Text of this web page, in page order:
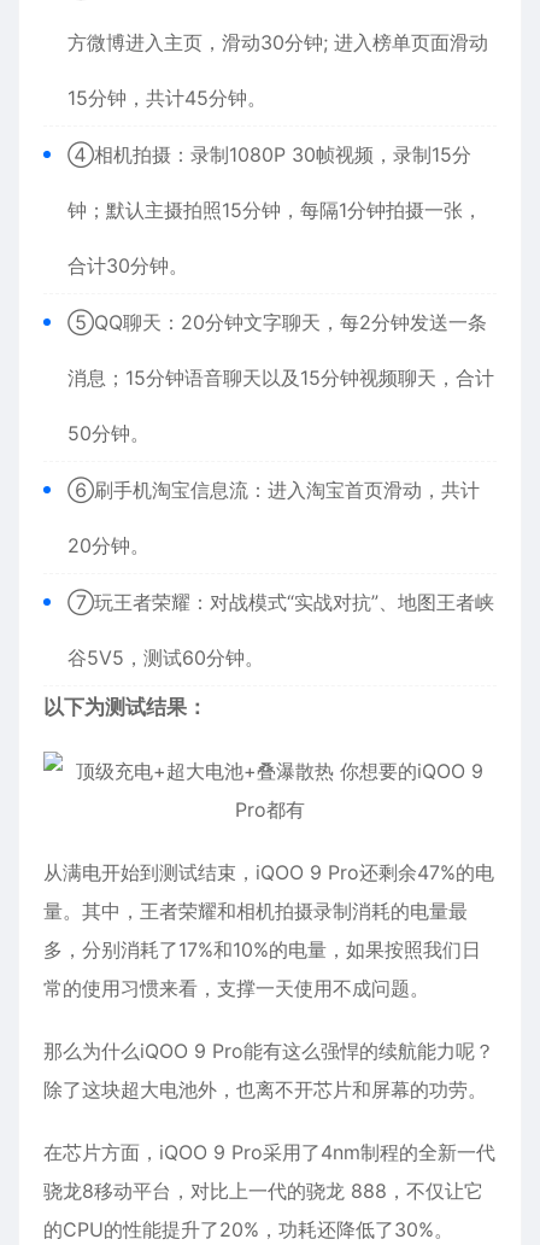
方微博进入主页，滑动30分钟; 进入榜单页面滑动
15分钟，共计45分钟。
④相机拍摄：录制1080P 30帧视频，录制15分
钟；默认主摄拍照15分钟，每隔1分钟拍摄一张，
合计30分钟。
⑤QQ聊天：20分钟文字聊天，每2分钟发送一条
消息；15分钟语音聊天以及15分钟视频聊天，合计
50分钟。
⑥刷手机淘宝信息流：进入淘宝首页滑动，共计
20分钟。
⑦玩王者荣耀：对战模式“实战对抗”、地图王者峡
谷5V5，测试60分钟。
以下为测试结果：
从满电开始到测试结束，iQOO 9 Pro还剩余47%的电
量。其中，王者荣耀和相机拍摄录制消耗的电量最
多，分别消耗了17%和10%的电量，如果按照我们日
常的使用习惯来看，支撑一天使用不成问题。
那么为什么iQOO 9 Pro能有这么强悍的续航能力呢？
除了这块超大电池外，也离不开芯片和屏幕的功劳。
在芯片方面，iQOO 9 Pro采用了4nm制程的全新一代
骁龙8移动平台，对比上一代的骁龙 888，不仅让它
的CPU的性能提升了20%，功耗还降低了30%。